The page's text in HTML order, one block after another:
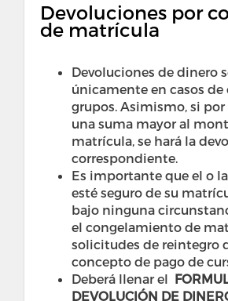
Devoluciones por
de matrícula
Devoluciones de dinero
únicamente en casos de
grupos. Asimismo, si por
una suma mayor al
matrícula, se hará la
correspondiente.
Es importante que el o
esté seguro de su
bajo ninguna
el congelamiento de
solicitudes de reintegro
concepto de pago de
Deberá llenar el
DEVOLUCIÓN DE